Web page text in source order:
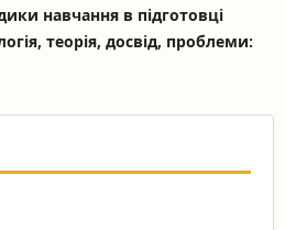
навчання в підготовці
теорія, досвід, проблеми: